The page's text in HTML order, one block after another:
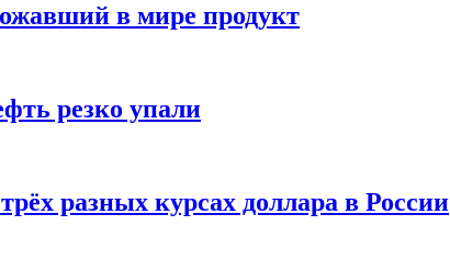
в мире продукт
резко упали
разных курсах доллара в России